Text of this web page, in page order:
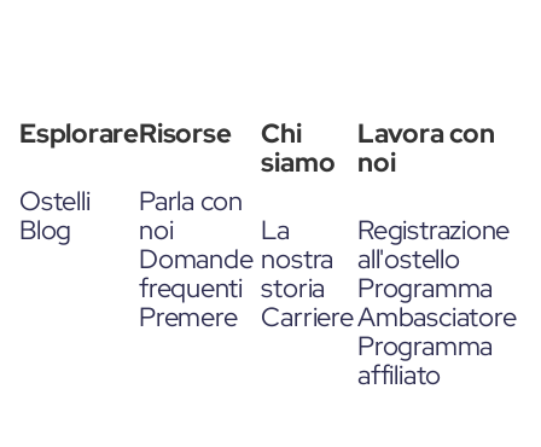
Esplorare
Ostelli
Blog
Risorse
Parla con
noi
Domande
frequenti
Premere
Chi
siamo
La
nostra
storia
Carriere
Lavora con
noi
Registrazione
all'ostello
Programma
Ambasciatore
Programma
affiliato